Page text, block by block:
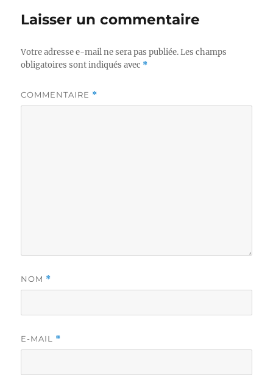
Laisser un commentaire
Votre adresse e-mail ne sera pas publiée. Les champs
obligatoires sont indiqués avec *
COMMENTAIRE *
NOM *
E-MAIL *